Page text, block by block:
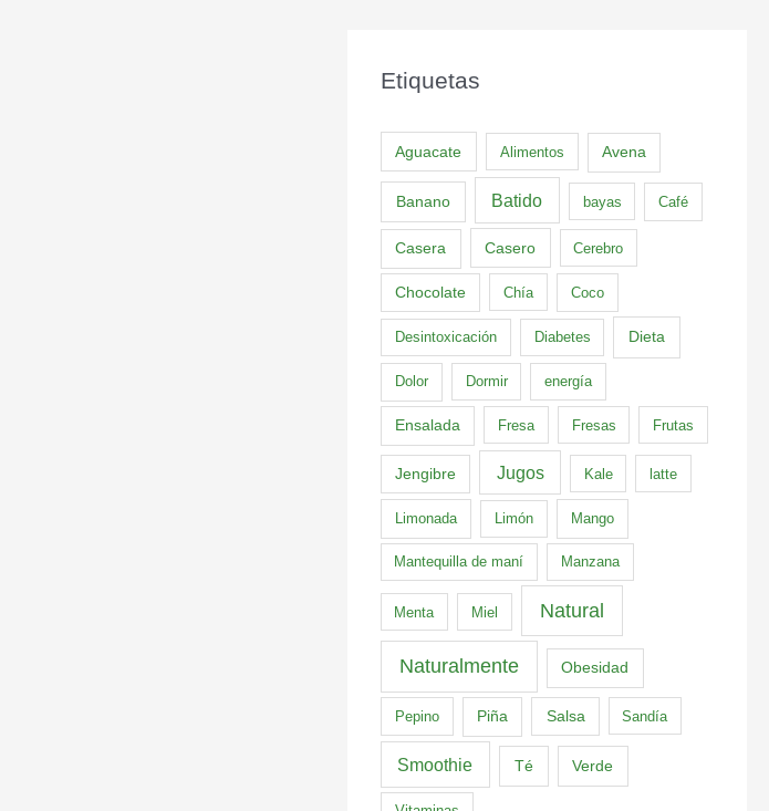
Etiquetas
Aguacate Alimentos Avena
Banano Batido bayas Café
Casera Casero Cerebro
Chocolate Chía Coco
Desintoxicación Diabetes Dieta
Dolor Dormir energía
Ensalada Fresa Fresas Frutas
Jengibre Jugos Kale latte
Limonada Limón Mango
Mantequilla de maní Manzana
Menta Miel Natural
Naturalmente Obesidad
Pepino Piña Salsa Sandía
Smoothie Té Verde